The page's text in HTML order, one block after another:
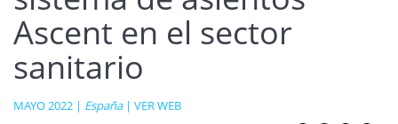
Ascent en el sector
sanitario
MAYO 2022 | España| VER WEB